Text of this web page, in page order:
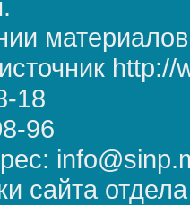
18
96
сайта